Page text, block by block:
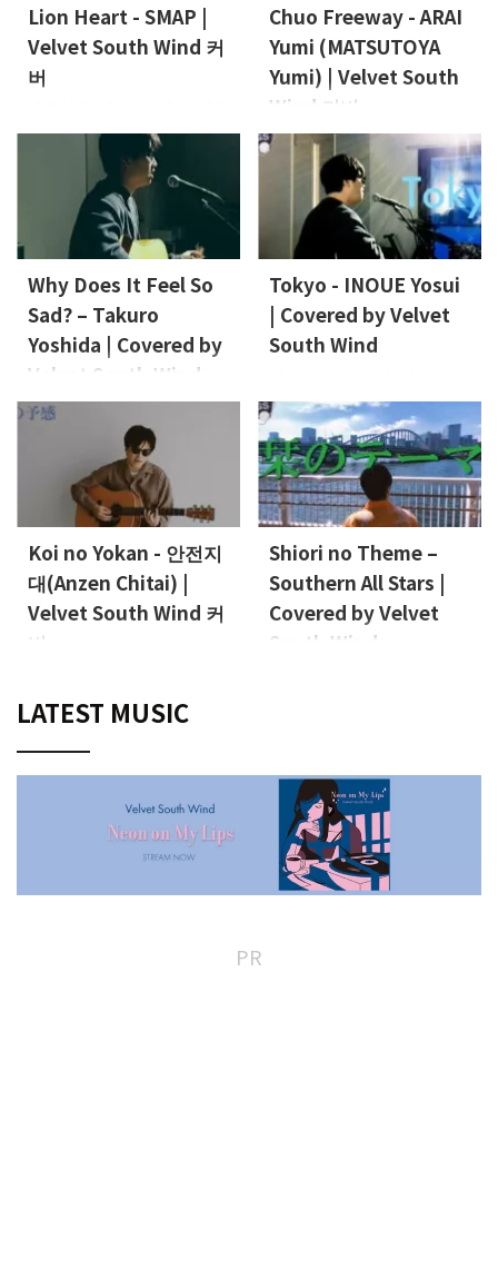
Lion Heart - SMAP |
Velvet South Wind 커
버
보컬 Nao가 부른 커버곡입니다.
이번에는 SMAP의 “Lion
Heart”를 커버했습니다.
Vocals, Guitar: Nao (Velvet
South Wind)
Chuo Freeway - ARAI
Yumi (MATSUTOYA
Yumi) | Velvet South
Wind 커버
이 영상은 Velvet South Wind의
보컬리스트 Nao가 부른 커버곡
입니다.이번에 커버한 곡은
ARAI Yumi (MATSUTOYA Yumi)
의 “Chuo Freeway”입니다. 보
컬, 기타: Nao (Velvet South
Wind)
Why Does It Feel So
Sad? – Takuro
Yoshida | Covered by
Velvet South Wind
Cover Songs는 Velvet South
Wind의 보컬 Nao가 자신이 사
랑하는 곡들을 커버하는 시리즈
입니다.이번 영상에서는 Velvet
South Wind가 Takuro Yoshida
의 곡 “Why Does It Feel So
Sad?”를 커버합니다. Vocals,
Guitar: Nao (Velvet South
Wind)
Tokyo - INOUE Yosui
| Covered by Velvet
South Wind
South Wind의 보컬 Nao가 자신
이 사랑하는 곡들을 선보입니다.
이번 영상에서는 INOUE Yosui
의 "Tokyo"를 커버했습니다.
Vocals, Guitar: Nao (Velvet
South Wind)
Koi no Yokan - 안전지
대(Anzen Chitai) |
Velvet South Wind 커
버
입니다. 이번에 부른 곡은
Shiori no Theme –
Southern All Stars |
Covered by Velvet
South Wind
Theme”를 Velvet South Wind
가 커버했습니다. Vocals,
Ukulele: Nao (Velvet South
Wind)
LATEST MUSIC
PR